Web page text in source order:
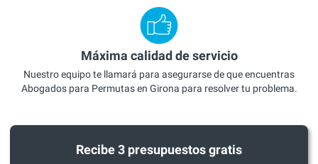
Máxima calidad de servicio
Nuestro equipo te llamará para asegurarse de que encuentras
Abogados para Permutas en Girona para resolver tu problema.
Recibe 3 presupuestos gratis